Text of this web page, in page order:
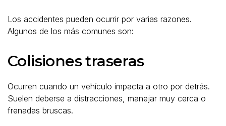
Los accidentes pueden ocurrir por varias razones.
Algunos de los más comunes son:
Colisiones traseras
Ocurren cuando un vehículo impacta a otro por detrás.
Suelen deberse a distracciones, manejar muy cerca o
frenadas bruscas.